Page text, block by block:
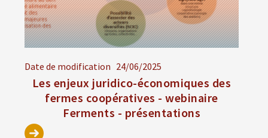
Date de modification 24/06/2025
Les enjeux juridico-économiques des
fermes coopératives - webinaire
Ferments - présentations